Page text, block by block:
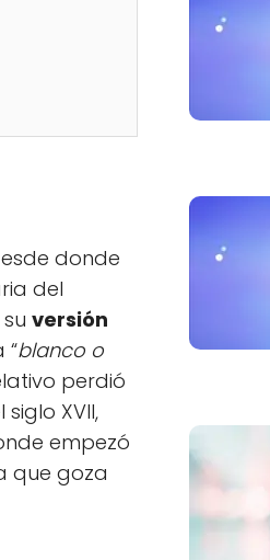
donde
del
versión
“blanco o
perdió
XVII,
empezó
que goza